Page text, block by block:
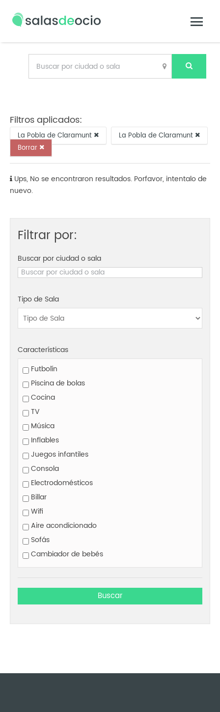
Filtros aplicados:
La Pobla de Claramunt
La Pobla de Claramunt
Borrar
Ups, No se encontraron resultados. Porfavor, intentalo de
nuevo.
Filtrar por:
Buscar por ciudad o sala
Tipo de Sala
Características
Futbolín
Piscina de bolas
Cocina
TV
Música
Inflables
Juegos infantiles
Consola
Electrodomésticos
Billar
Wifi
Aire acondicionado
Sofás
Cambiador de bebés